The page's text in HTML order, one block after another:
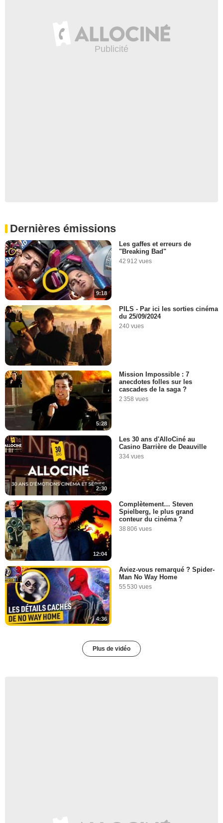
Dernières émissions
9:18
Les gaffes et erreurs de
"Breaking Bad"
42 912 vues
PILS - Par ici les sorties cinéma
du 25/09/2024
240 vues
5:28
Mission Impossible : 7
anecdotes folles sur les
cascades de la saga ?
2 358 vues
2:30
Les 30 ans d'AlloCiné au
Casino Barrière de Deauville
334 vues
12:04
Complètement… Steven
Spielberg, le plus grand
conteur du cinéma ?
38 806 vues
4:36
Aviez-vous remarqué ? Spider-
Man No Way Home
55 530 vues
Plus de vidéo